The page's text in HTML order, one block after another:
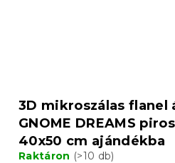
3D mikroszálas flanel
GNOME DREAMS
40x50 cm ajándékba
Raktáron (>10 db)